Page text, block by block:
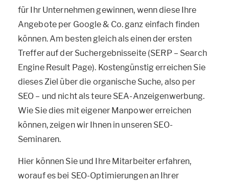
für Ihr Unternehmen gewinnen, wenn diese Ihre
Angebote per Google & Co. ganz einfach finden
können. Am besten gleich als einen der ersten
Treffer auf der Suchergebnisseite (SERP – Search
Engine Result Page). Kostengünstig erreichen Sie
dieses Ziel über die organische Suche, also per
SEO – und nicht als teure SEA-Anzeigenwerbung.
Wie Sie dies mit eigener Manpower erreichen
können, zeigen wir Ihnen in unseren SEO-
Seminaren.
Hier können Sie und Ihre Mitarbeiter erfahren,
worauf es bei SEO-Optimierungen an Ihrer